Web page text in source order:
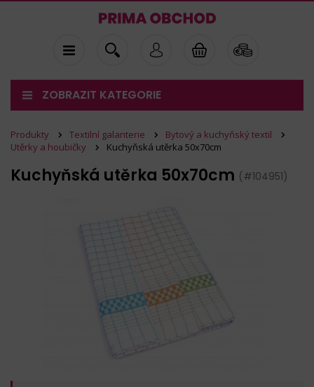
ZOBRAZIT KATEGORIE
Produkty Textilní galanterie
Bytový a kuchyňský textil
Utěrky a houbičky
Kuchyňská utěrka 50x70cm
Kuchyňská utěrka 50x70cm (#104951)